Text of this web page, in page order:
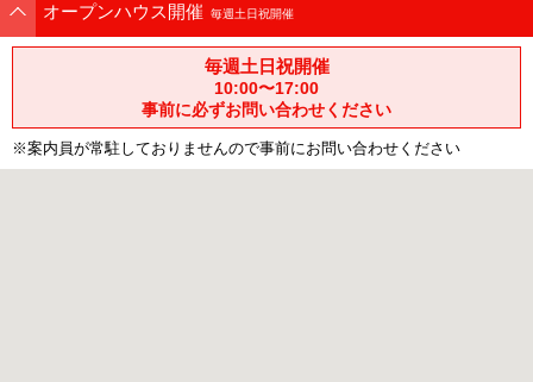
オープンハウス開催 毎週土日祝開催
毎週土日祝開催
10:00〜17:00
事前に必ずお問い合わせください
※案内員が常駐しておりませんので事前にお問い合わせください
エリアから探す
路線から探す